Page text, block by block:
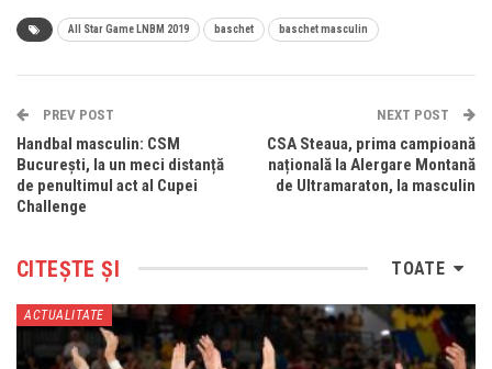
All Star Game LNBM 2019 baschet baschet masculin
PREV POST
Handbal masculin: CSM
București, la un meci distanță
de penultimul act al Cupei
Challenge
NEXT POST
CSA Steaua, prima campioană
națională la Alergare Montană
de Ultramaraton, la masculin
TOATE
CITEȘTE ȘI
ACTUALITATE